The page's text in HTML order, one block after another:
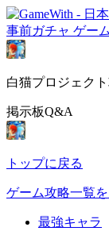
事前ガチャ ゲー
白猫プロジェク
掲示板Q&A
トップに戻る
ゲーム攻略一覧
最強キャラ